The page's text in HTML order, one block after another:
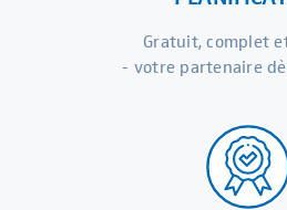
Gratuit, complet
- votre partenaire